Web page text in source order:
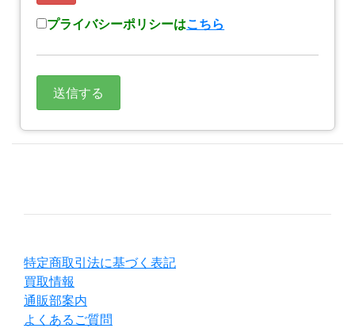
プライバシーポリシーはこちら
特定商取引法に基づく表記
買取情報
通販部案内
よくあるご質問